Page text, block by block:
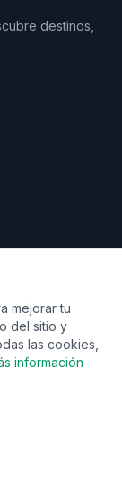
destinos,
reservados.
mejorar tu
del sitio y
las cookies,
información